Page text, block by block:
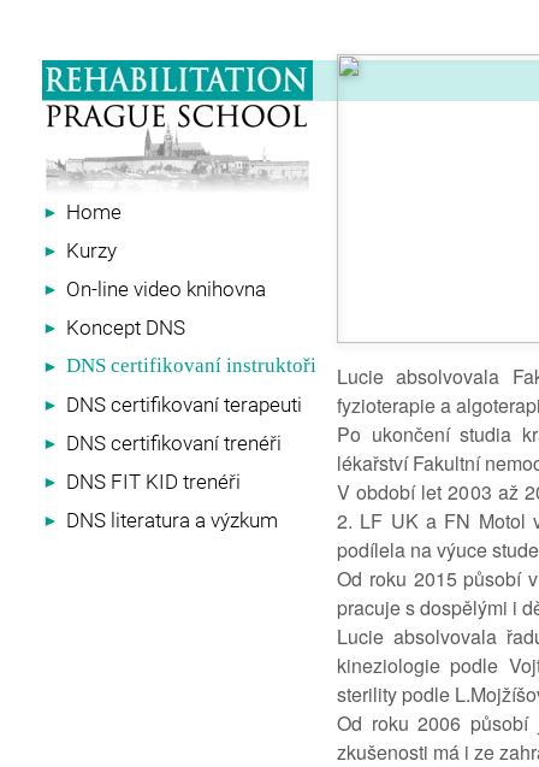
► Home
► Kurzy
► On-line video knihovna
► Koncept DNS
► DNS certifikovaní instruktoři
► DNS certifikovaní terapeuti
► DNS certifikovaní trenéři
► DNS FIT KID trenéři
► DNS literatura a výzkum
Lucie absolvovala
fyzioterapie a
Po ukončení studia
lékařství Fakultní
V období let 2003 až
2. LF UK a FN Motol
podílela na výuce
Od roku 2015 působí
pracuje s dospělými i
Lucie absolvovala
kineziologie podle
sterility podle
Od roku 2006
zkušenosti má i ze